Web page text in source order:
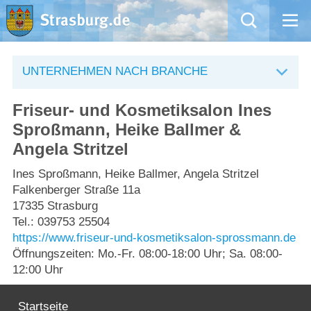
Rathaus
Natur – Kultur – Tourismus
Wirtschaft
Kommentarrichtlinien und Netiquette für unsere Social Media-Kanäle
UNTERNEHMEN NACH BRANCHE
Friseur- und Kosmetiksalon Ines
Sproßmann, Heike Ballmer &
Angela Stritzel
Ines Sproßmann, Heike Ballmer, Angela Stritzel
Falkenberger Straße 11a
17335 Strasburg
Tel.: 039753 25504
https://www.friseur-und-kosmetiksalon-sprossmann.de
Öffnungszeiten: Mo.-Fr. 08:00-18:00 Uhr; Sa. 08:00-
12:00 Uhr
Startseite